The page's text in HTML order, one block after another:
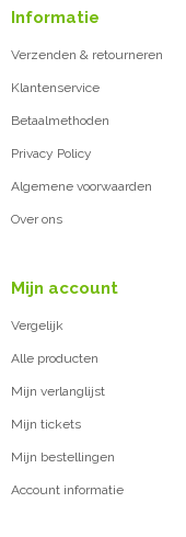
Informatie
Verzenden & retourneren
Klantenservice
Betaalmethoden
Privacy Policy
Algemene voorwaarden
Over ons
Mijn account
Vergelijk
Alle producten
Mijn verlanglijst
Mijn tickets
Mijn bestellingen
Account informatie